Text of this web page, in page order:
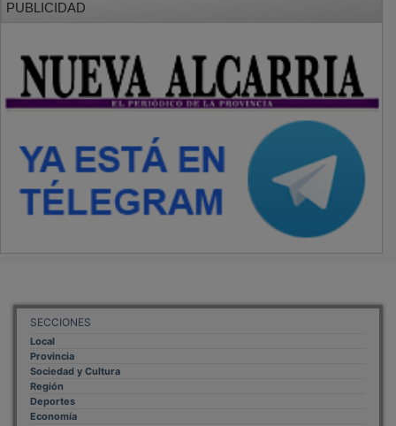
SECCIONES
Local
Provincia
Sociedad y Cultura
Región
Deportes
Economía
Opinión